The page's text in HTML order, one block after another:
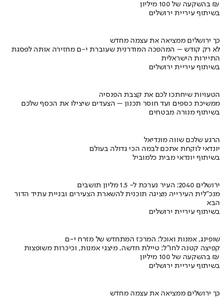
בהשקעה של 100 מיליון ₪
בשיתוף עיריית ירושלים
כך ירושלים ממציאה את עצמה מחדש
לא רק קודש – המהפכה המודרנית שעוברת י-ם מחזירה אותה לפסגת
התיירות הישראלית
בשיתוף עיריית ירושלים
הטעויות שיחתכו לכם את קצבת הפנסיה
ממשיכת כספים ועד חוסר תכנון – הצעדים שיצילו את הכסף שלכם
בשיתוף מנורה מבטחים
הרגע שלכם שווה מונדיאל
יונדאי לוקחת אתכם לבמה הכי גדולה בעולם
בשיתוף יונדאי מבית כלמוביל
ירושלים 2040: העיר נערכת ל- 1.5 מליון תושבים
מנכ"לית העירייה מציגה תוכנית להשארת הצעירים ובניית עתיד הדור
הבא
בשיתוף עיריית ירושלים
שופינג, אמנות ואוכל: המרכז המתחדש של מזרח י-ם
קפיצה קטנה לחו"ל: טיילת חדשה, מיצגי אמנות, וכיכרות משופצות
בהשקעה של 100 מיליון ₪
בשיתוף עיריית ירושלים
כך ירושלים ממציאה את עצמה מחדש